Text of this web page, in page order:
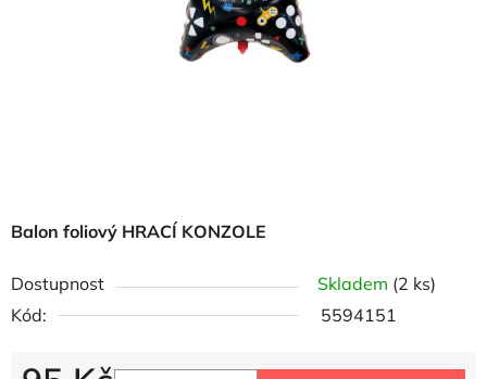
Balon foliový HRACÍ KONZOLE
Dostupnost Skladem (2 ks)
Kód:
5594151